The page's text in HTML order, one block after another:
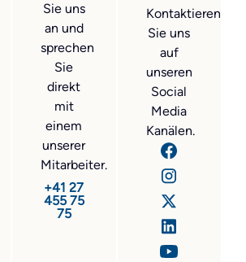
Sie uns
an und
sprechen
Sie
direkt
mit
einem
unserer
Mitarbeiter.
+41 27
455 75
75
Kontaktieren
Sie uns
auf
unseren
Social
Media
Kanälen.